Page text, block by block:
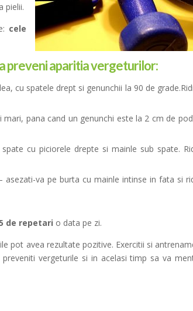
pielii.
cele
preveni aparitia vergeturilor:
cu spatele drept si genunchii la 90 de
pana cand un genunchi este la 2 cm de
cu piciorele drepte si mainle sub spate.
asezati-va pe burta cu mainle intinse in fata si
de repetari o data pe zi.
pot avea rezultate pozitive. Exercitii si
vergeturile si in acelasi timp sa va